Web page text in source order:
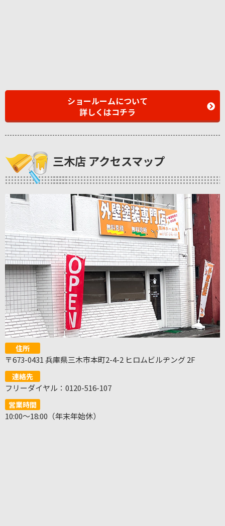
ショールームについて
詳しくはコチラ
三木店 アクセスマップ
住所
〒673-0431 兵庫県三木市本町2-4-2 ヒロムビルヂング 2F
連絡先
フリーダイヤル：0120-516-107
営業時間
10:00～18:00（年末年始休）